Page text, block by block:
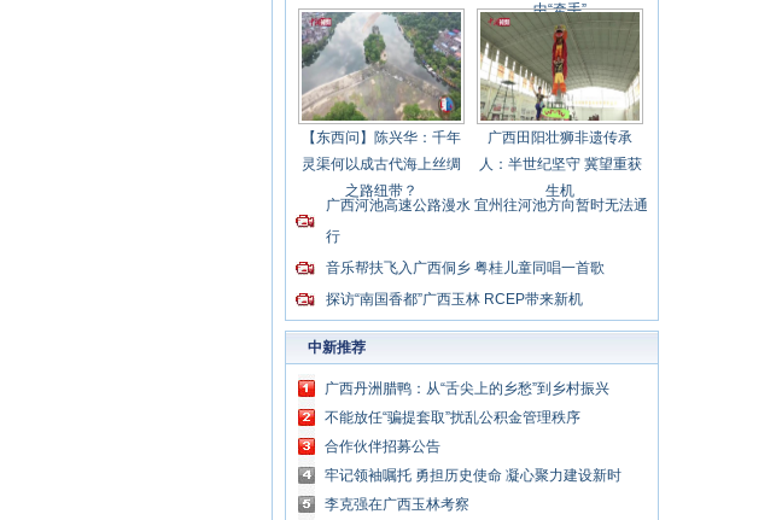
中“牵手”
【东西问】陈兴华：千年
灵渠何以成古代海上丝绸
之路纽带？
广西田阳壮狮非遗传承
人：半世纪坚守 冀望重获
生机
广西河池高速公路漫水 宜州往河池方向暂时无法通
行
音乐帮扶飞入广西侗乡 粤桂儿童同唱一首歌
探访“南国香都”广西玉林 RCEP带来新机
中新推荐
广西丹洲腊鸭：从“舌尖上的乡愁”到乡村振兴
的“利器”
不能放任“骗提套取”扰乱公积金管理秩序
合作伙伴招募公告
牢记领袖嘱托 勇担历史使命 凝心聚力建设新时
代中国特色社会主义壮美广西
李克强在广西玉林考察